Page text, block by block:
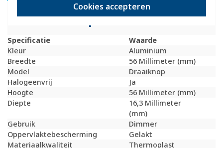
Cookies accepteren
Technische specificaties
Specificatie
Waarde
Kleur
Aluminium
Breedte
56 Millimeter (mm)
Model
Draaiknop
Halogeenvrij
Ja
Hoogte
56 Millimeter (mm)
Diepte
16,3 Millimeter
(mm)
Gebruik
Dimmer
Oppervlaktebescherming
Gelakt
Materiaalkwaliteit
Thermoplast